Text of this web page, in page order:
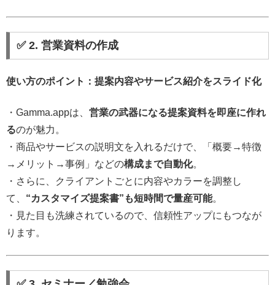
✅ 2. 営業資料の作成
使い方のポイント：提案内容やサービス紹介をスライド化
・Gamma.appは、 営業の武器になる提案資料を即座に作れ
るのが魅力。
・商品やサービスの説明文を入れるだけで、「概要→特徴
→メリット→事例」などの構成まで自動化。
・さらに、クライアントごとに内容やカラーを調整し
て、 “カスタマイズ提案書”も短時間で量産可能。
・見た目も洗練されているので、信頼性アップにもつなが
ります。